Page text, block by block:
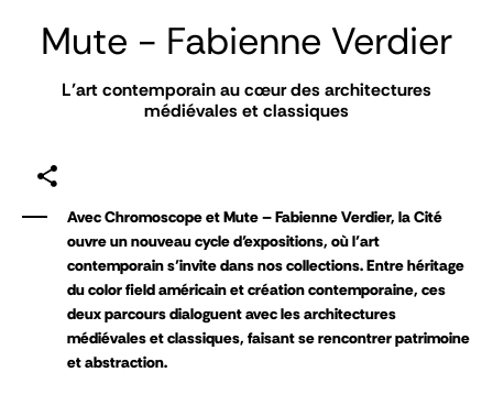
Mute - Fabienne Verdier
L’art contemporain au cœur des architectures
médiévales et classiques
Avec Chromoscope et Mute – Fabienne Verdier, la Cité
ouvre un nouveau cycle d’expositions, où l’art
contemporain s’invite dans nos collections. Entre héritage
du color field américain et création contemporaine, ces
deux parcours dialoguent avec les architectures
médiévales et classiques, faisant se rencontrer patrimoine
et abstraction.